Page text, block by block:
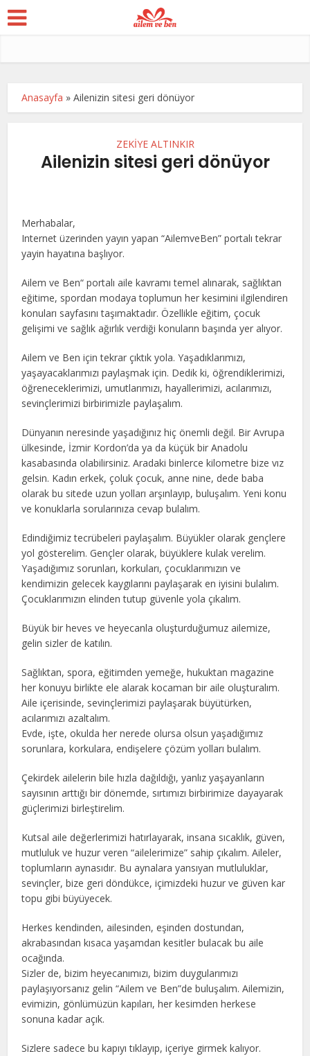
Anasayfa »Ailenizin sitesi geri dönüyor
ZEKİYE ALTINKIR
Ailenizin sitesi geri dönüyor
Merhabalar,
Internet üzerinden yayın yapan “AilemveBen” portalı tekrar
yayin hayatına başlıyor.
Ailem ve Ben“ portalı aile kavramı temel alınarak, sağlıktan
eğitime, spordan modaya toplumun her kesimini ilgilendiren
konuları sayfasını taşımaktadır. Özellikle eğitim, çocuk
gelişimi ve sağlık ağırlık verdiği konuların başında yer alıyor.
Ailem ve Ben için tekrar çıktık yola. Yaşadıklarımızı,
yaşayacaklarımızı paylaşmak için. Dedik ki, öğrendiklerimizi,
öğreneceklerimizi, umutlarımızı, hayallerimizi, acılarımızı,
sevinçlerimizi birbirimizle paylaşalım.
Dünyanın neresinde yaşadığınız hiç önemli değil. Bir Avrupa
ülkesinde, İzmir Kordon’da ya da küçük bir Anadolu
kasabasında olabilirsiniz. Aradaki binlerce kilometre bize vız
gelsin. Kadın erkek, çoluk çocuk, anne nine, dede baba
olarak bu sitede uzun yolları arşınlayıp, buluşalım. Yeni konu
ve konuklarla sorularınıza cevap bulalım.
Edindiğimiz tecrübeleri paylaşalım. Büyükler olarak gençlere
yol gösterelim. Gençler olarak, büyüklere kulak verelim.
Yaşadığımız sorunları, korkuları, çocuklarımızın ve
kendimizin gelecek kaygılarını paylaşarak en iyisini bulalım.
Çocuklarımızın elinden tutup güvenle yola çıkalım.
Büyük bir heves ve heyecanla oluşturduğumuz ailemize,
gelin sizler de katılın.
Sağlıktan, spora, eğitimden yemeğe, hukuktan magazine
her konuyu birlikte ele alarak kocaman bir aile oluşturalım.
Aile içerisinde, sevinçlerimizi paylaşarak büyütürken,
acılarımızı azaltalım.
Evde, işte, okulda her nerede olursa olsun yaşadığımız
sorunlara, korkulara, endişelere çözüm yolları bulalım.
Çekirdek ailelerin bile hızla dağıldığı, yanlız yaşayanların
sayısının arttığı bir dönemde, sırtımızı birbirimize dayayarak
güçlerimizi birleştirelim.
Kutsal aile değerlerimizi hatırlayarak, insana sıcaklık, güven,
mutluluk ve huzur veren “ailelerimize” sahip çıkalım. Aileler,
toplumların aynasıdır. Bu aynalara yansıyan mutluluklar,
sevinçler, bize geri döndükce, içimizdeki huzur ve güven kar
topu gibi büyüyecek.
Herkes kendinden, ailesinden, eşinden dostundan,
akrabasından kısaca yaşamdan kesitler bulacak bu aile
ocağında.
Sizler de, bizim heyecanımızı, bizim duygularımızı
paylaşıyorsanız gelin “Ailem ve Ben”de buluşalım. Ailemizin,
evimizin, gönlümüzün kapıları, her kesimden herkese
sonuna kadar açık.
Sizlere sadece bu kapıyı tıklayıp, içeriye girmek kalıyor.